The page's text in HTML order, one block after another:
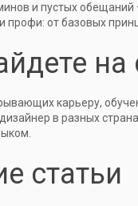
и пустых
профи: от базовых
на
карьеру,
в разных
статьи